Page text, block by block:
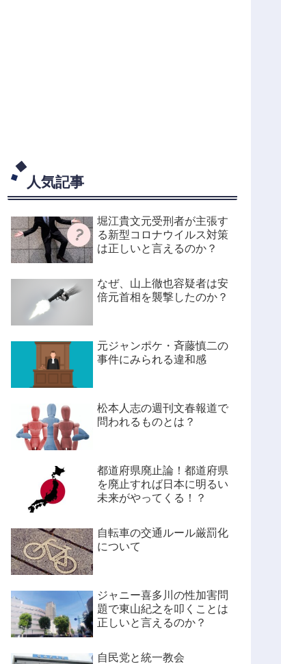
人気記事
堀江貴文元受刑者が主張す
る新型コロナウイルス対策
は正しいと言えるのか？
なぜ、山上徹也容疑者は安
倍元首相を襲撃したのか？
元ジャンポケ・斉藤慎二の
事件にみられる違和感
松本人志の週刊文春報道で
問われるものとは？
都道府県廃止論！都道府県
を廃止すれば日本に明るい
未来がやってくる！？
自転車の交通ルール厳罰化
について
ジャニー喜多川の性加害問
題で東山紀之を叩くことは
正しいと言えるのか？
自民党と統一教会